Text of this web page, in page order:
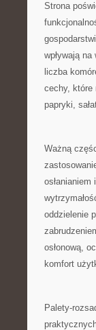
Strona
wpływają
liczba
cechy, które
papryki,
Ważną
oddzielenie
osłonową,
komfort
Palety-